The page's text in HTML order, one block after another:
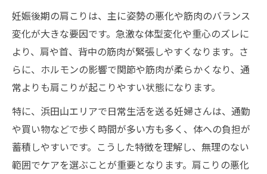
肩こり悪化の主な原因と対策まとめ表
妊娠後期特有の肩こり要因を探る
肩こりを抑える日常生活の工夫
妊婦さんが避けたい肩こり悪化要素
肩こり緩和に効果的な簡単ストレッチ
妊娠後期の肩こりは、主に姿勢の悪化や筋肉のバランス
変化が大きな要因です。急激な体型変化や重心のズレに
より、肩や首、背中の筋肉が緊張しやすくなります。さ
らに、ホルモンの影響で関節や筋肉が柔らかくなり、通
常よりも肩こりが起こりやすい状態になります。
特に、浜田山エリアで日常生活を送る妊婦さんは、通勤
や買い物などで歩く時間が多い方も多く、体への負担が
蓄積しやすいです。こうした特徴を理解し、無理のない
範囲でケアを選ぶことが重要となります。肩こりの悪化